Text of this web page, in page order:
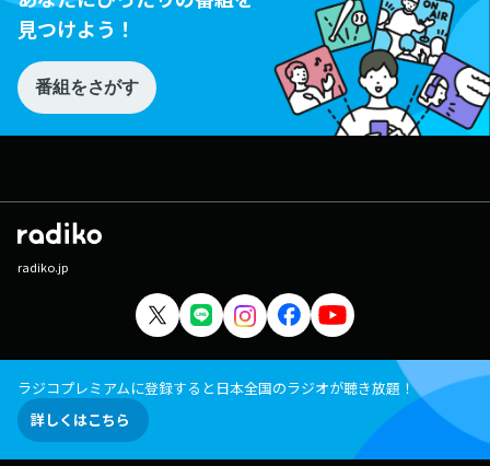
見つけよう！
番組をさがす
radiko.jp
ラジコプレミアムに登録すると日本全国のラジオが聴き放題！
詳しくはこちら